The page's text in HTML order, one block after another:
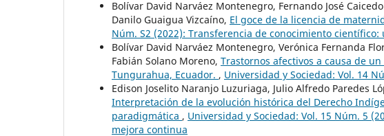
Bolívar David Narváez Montenegro, Fernando José
Danilo Guaigua Vizcaíno, El goce de la licencia de
Núm. S2 (2022): Transferencia de conocimiento
Bolívar David Narváez Montenegro, Verónica Fernanda
Fabián Solano Moreno, Trastornos afectivos a causa de
Tungurahua, Ecuador. , Universidad y Sociedad: Vol. 14
Edison Joselito Naranjo Luzuriaga, Julio Alfredo Paredes
Interpretación de la evolución histórica del Derecho
paradigmática , Universidad y Sociedad: Vol. 15 Núm. 5
mejora continua